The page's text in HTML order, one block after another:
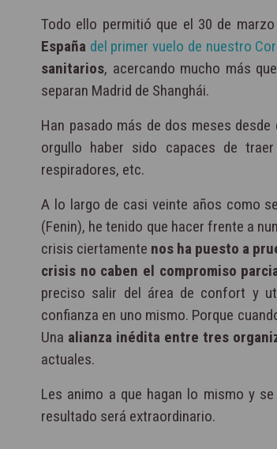
Todo ello permitió que el 30 de
España del primer vuelo de nuestro
sanitarios, acercando mucho más
separan Madrid de Shanghái.
Han pasado más de dos meses desde
orgullo haber sido capaces de
respiradores, etc.
A lo largo de casi veinte años como
(Fenin), he tenido que hacer frente a
crisis ciertamente nos ha puesto a
crisis no caben el compromiso
preciso salir del área de confort y
confianza en uno mismo. Porque
Una alianza inédita entre tres
actuales.
Les animo a que hagan lo mismo y
resultado será extraordinario.